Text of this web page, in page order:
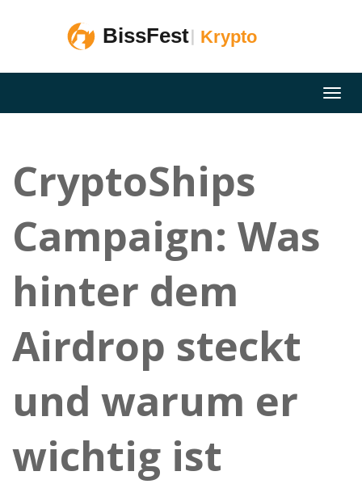
CryptoShips
Campaign: Was
hinter dem
Airdrop steckt
und warum er
wichtig ist